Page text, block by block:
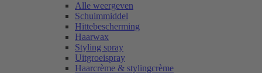
Alle weergeven
Schuimmiddel
Hittebescherming
Haarwax
Styling spray
Uitgroeispray
Haarcrème & stylingcrème